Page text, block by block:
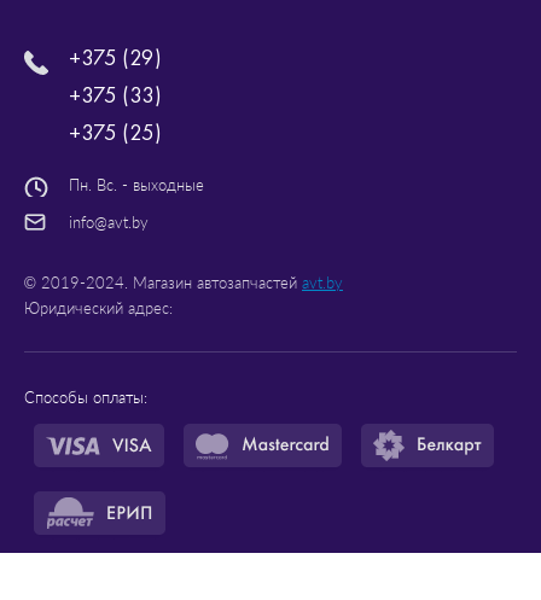
+375 (29)
+375 (33)
+375 (25)
Пн. Вс. - выходные
info@avt.by
© 2019-2024. Магазин автозапчастей avt.by
Юридический адрес:
Способы оплаты: